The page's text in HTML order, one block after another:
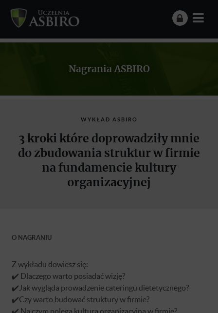
Nagrania ASBIRO
WYKŁAD ASBIRO
3 kroki które doprowadziły mnie
do zbudowania struktur w firmie
na fundamencie kultury
organizacyjnej
O NAGRANIU
Z wykładu dowiesz się:
✔️ Dlaczego warto posiadać wizję?
✔️Jak wygląda prowadzenie cateringu dietetycznego?
✔️Czy warto budować struktury w firmie?
✔️ Na czym polega kultura organizacyjna w firmie?